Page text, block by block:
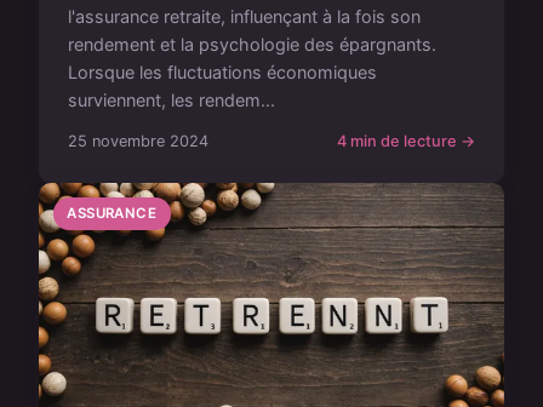
l'assurance retraite, influençant à la fois son
rendement et la psychologie des épargnants.
Lorsque les fluctuations économiques
surviennent, les rendem...
25 novembre 2024 4 min de lecture →
ASSURANCE